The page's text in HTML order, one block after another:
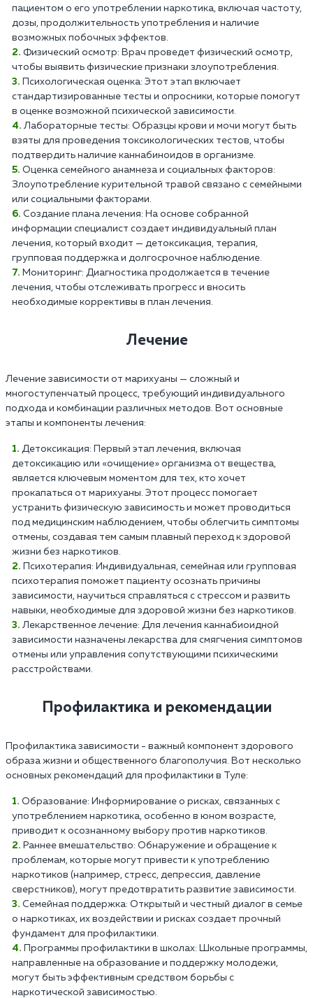
пациентом о его употреблении наркотика, включая частоту,
дозы, продолжительность употребления и наличие
возможных побочных эффектов.
Физический осмотр: Врач проведет физический осмотр,
чтобы выявить физические признаки злоупотребления.
Психологическая оценка: Этот этап включает
стандартизированные тесты и опросники, которые помогут
в оценке возможной психической зависимости.
Лабораторные тесты: Образцы крови и мочи могут быть
взяты для проведения токсикологических тестов, чтобы
подтвердить наличие каннабиноидов в организме.
Оценка семейного анамнеза и социальных факторов:
Злоупотребление курительной травой связано с семейными
или социальными факторами.
Создание плана лечения: На основе собранной
информации специалист создает индивидуальный план
лечения, который входит — детоксикация, терапия,
групповая поддержка и долгосрочное наблюдение.
Мониторинг: Диагностика продолжается в течение
лечения, чтобы отслеживать прогресс и вносить
необходимые коррективы в план лечения.
Лечение
Лечение зависимости от марихуаны — сложный и
многоступенчатый процесс, требующий индивидуального
подхода и комбинации различных методов. Вот основные
этапы и компоненты лечения:
Детоксикация: Первый этап лечения, включая
детоксикацию или «очищение» организма от вещества,
является ключевым моментом для тех, кто хочет
прокапаться от марихуаны. Этот процесс помогает
устранить физическую зависимость и может проводиться
под медицинским наблюдением, чтобы облегчить симптомы
отмены, создавая тем самым плавный переход к здоровой
жизни без наркотиков.
Психотерапия: Индивидуальная, семейная или групповая
психотерапия поможет пациенту осознать причины
зависимости, научиться справляться с стрессом и развить
навыки, необходимые для здоровой жизни без наркотиков.
Лекарственное лечение: Для лечения каннабиоидной
зависимости назначены лекарства для смягчения симптомов
отмены или управления сопутствующими психическими
расстройствами.
Профилактика и рекомендации
Профилактика зависимости - важный компонент здорового
образа жизни и общественного благополучия. Вот несколько
основных рекомендаций для профилактики в Туле:
Образование: Информирование о рисках, связанных с
употреблением наркотика, особенно в юном возрасте,
приводит к осознанному выбору против наркотиков.
Раннее вмешательство: Обнаружение и обращение к
проблемам, которые могут привести к употреблению
наркотиков (например, стресс, депрессия, давление
сверстников), могут предотвратить развитие зависимости.
Семейная поддержка: Открытый и честный диалог в семье
о наркотиках, их воздействии и рисках создает прочный
фундамент для профилактики.
Программы профилактики в школах: Школьные программы,
направленные на образование и поддержку молодежи,
могут быть эффективным средством борьбы с
наркотической зависимостью.